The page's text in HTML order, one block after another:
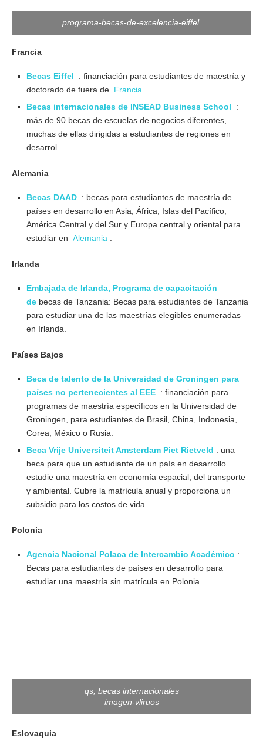
programa-becas-de-excelencia-eiffel.
Francia
Becas Eiffel : financiación para estudiantes de maestría y
doctorado de fuera de Francia
Becas internacionales de INSEAD Business School :
más de 90 becas de escuelas de negocios diferentes,
muchas de ellas dirigidas a estudiantes de regiones en
desarrol
Alemania
Becas DAAD : becas para estudiantes de maestría de
países en desarrollo en Asia, África, Islas del Pacífico,
América Central y del Sur y Europa central y oriental para
estudiar en Alemania
Irlanda
Embajada de Irlanda, Programa de capacitación
de becas de Tanzania: Becas para estudiantes de Tanzania
para estudiar una de las maestrías elegibles enumeradas
en Irlanda.
Países Bajos
Beca de talento de la Universidad de Groningen para
países no pertenecientes al EEE : financiación para
programas de maestría específicos en la Universidad de
Groningen, para estudiantes de Brasil, China, Indonesia,
Corea, México o Rusia.
Beca Vrije Universiteit Amsterdam Piet Rietveld : una
beca para que un estudiante de un país en desarrollo
estudie una maestría en economía espacial, del transporte
y ambiental. Cubre la matrícula anual y proporciona un
subsidio para los costos de vida.
Polonia
Agencia Nacional Polaca de Intercambio Académico :
Becas para estudiantes de países en desarrollo para
estudiar una maestría sin matrícula en Polonia.
qs, becas internacionales
imagen-vliruos
Eslovaquia